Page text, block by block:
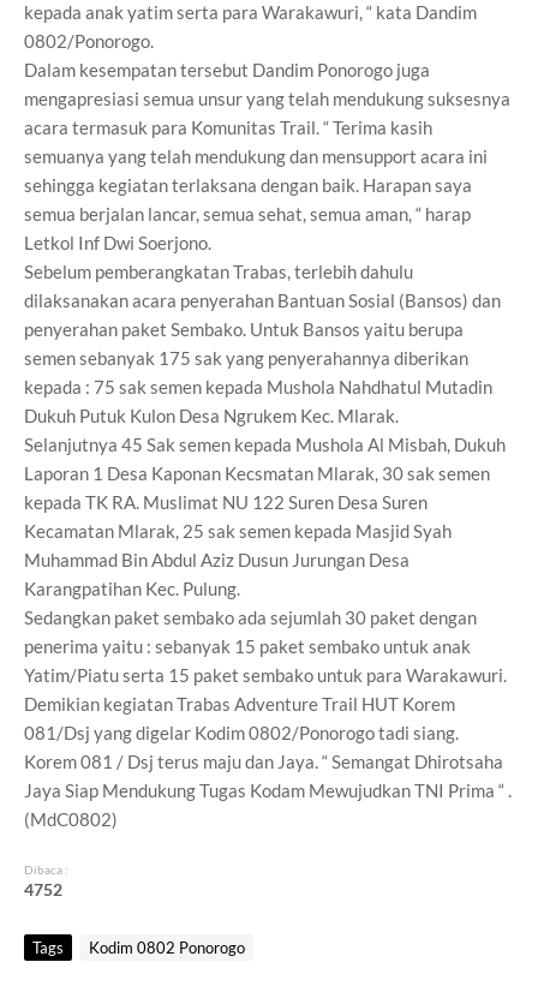
kepada anak yatim serta para Warakawuri, “ kata Dandim
0802/Ponorogo.
Dalam kesempatan tersebut Dandim Ponorogo juga
mengapresiasi semua unsur yang telah mendukung suksesnya
acara termasuk para Komunitas Trail. “ Terima kasih
semuanya yang telah mendukung dan mensupport acara ini
sehingga kegiatan terlaksana dengan baik. Harapan saya
semua berjalan lancar, semua sehat, semua aman, “ harap
Letkol Inf Dwi Soerjono.
Sebelum pemberangkatan Trabas, terlebih dahulu
dilaksanakan acara penyerahan Bantuan Sosial (Bansos) dan
penyerahan paket Sembako. Untuk Bansos yaitu berupa
semen sebanyak 175 sak yang penyerahannya diberikan
kepada : 75 sak semen kepada Mushola Nahdhatul Mutadin
Dukuh Putuk Kulon Desa Ngrukem Kec. Mlarak.
Selanjutnya 45 Sak semen kepada Mushola Al Misbah, Dukuh
Laporan 1 Desa Kaponan Kecsmatan Mlarak, 30 sak semen
kepada TK RA. Muslimat NU 122 Suren Desa Suren
Kecamatan Mlarak, 25 sak semen kepada Masjid Syah
Muhammad Bin Abdul Aziz Dusun Jurungan Desa
Karangpatihan Kec. Pulung.
Sedangkan paket sembako ada sejumlah 30 paket dengan
penerima yaitu : sebanyak 15 paket sembako untuk anak
Yatim/Piatu serta 15 paket sembako untuk para Warakawuri.
Demikian kegiatan Trabas Adventure Trail HUT Korem
081/Dsj yang digelar Kodim 0802/Ponorogo tadi siang.
Korem 081 / Dsj terus maju dan Jaya. “ Semangat Dhirotsaha
Jaya Siap Mendukung Tugas Kodam Mewujudkan TNI Prima “ .
(MdC0802)
Dibaca :
4752
Tags Kodim 0802 Ponorogo